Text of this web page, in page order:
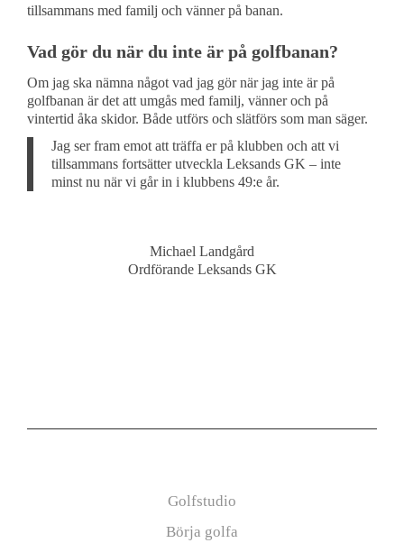
tillsammans med familj och vänner på banan.
Vad gör du när du inte är på golfbanan?
Om jag ska nämna något vad jag gör när jag inte är på
golfbanan är det att umgås med familj, vänner och på
vintertid åka skidor. Både utförs och slätförs som man säger.
Jag ser fram emot att träffa er på klubben och att vi
tillsammans fortsätter utveckla Leksands GK – inte
minst nu när vi går in i klubbens 49:e år.
Michael Landgård
Ordförande Leksands GK
Golfstudio
Börja golfa